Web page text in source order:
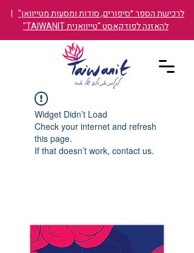
לרכישת הספר ״סיפורים, סודות ומסעות מטייוואן" |
להאזנה לפודקאסט "טייוואנית TAIWANIT"
Widget Didn’t Load
Check your internet and refresh
this page.
If that doesn’t work, contact us.